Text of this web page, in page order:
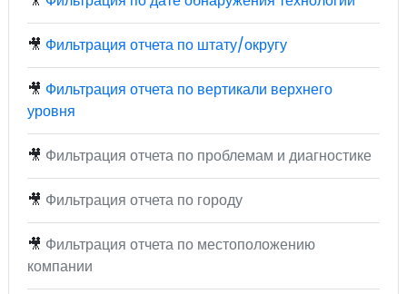
🎥 Фильтрация отчета по штату/округу
🎥 Фильтрация отчета по вертикали верхнего
уровня
🎥 Фильтрация отчета по проблемам и диагностике
🎥 Фильтрация отчета по городу
🎥 Фильтрация отчета по местоположению
компании